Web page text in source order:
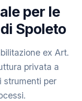
per le
Spoleto
ex Art.
privata a
strumenti per